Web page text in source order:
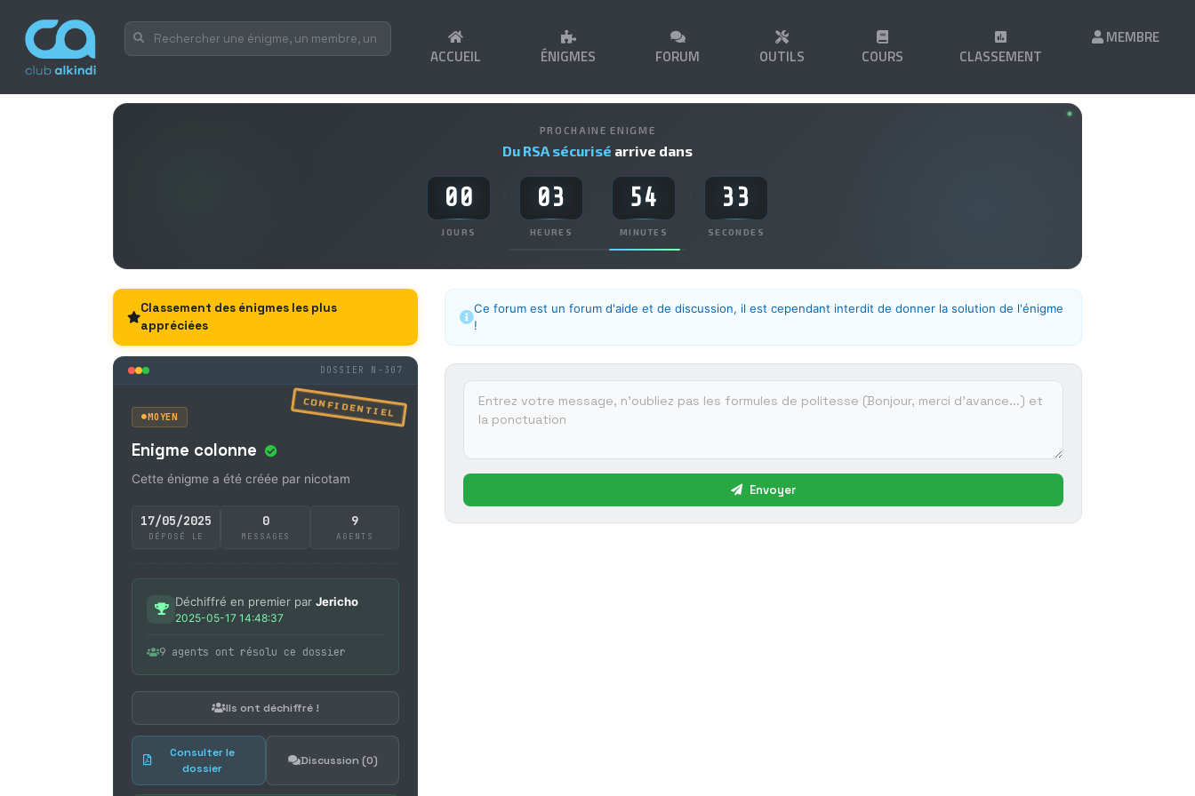
ACCUEIL ÉNIGMES FORUM OUTILS COURS CLASSEMENT
MEMBRE
PROCHAINE ENIGME
Du RSA sécurisé arrive dans
00
JOURS
03
HEURES
54
MINUTES
33
SECONDES
Classement des énigmes les plus
appréciées
DOSSIER N-307
CONFIDENTIEL
MOYEN
Enigme colonne
Cette énigme a été créée par nicotam
17/05/2025
DÉPOSÉ LE
0
MESSAGES
9
AGENTS
Déchiffré en premier par Jericho
2025-05-17 14:48:37
9 agents ont résolu ce dossier
Ils ont déchiffré !
Consulter le
dossier
Discussion (0)
Ce forum est un forum d'aide et de discussion, il est cependant interdit de donner la solution de l'énigme
!
Envoyer